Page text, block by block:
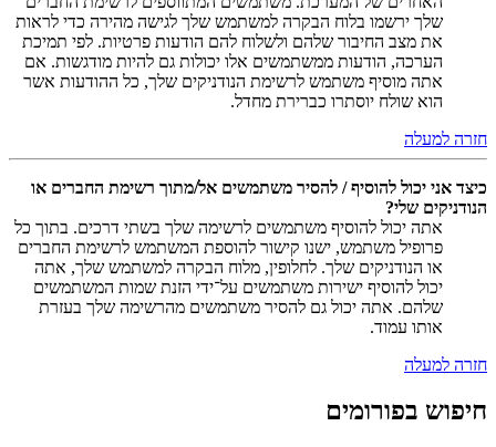
שלך ירשמו בלוח הבקרה למשתמש שלך לגישה מהירה כדי לראות
את מצב החיבור שלהם ולשלוח להם הודעות פרטיות. לפי תמיכת
הערכה, הודעות ממשתמשים אלו יכולות גם להיות מודגשות. אם
אתה מוסיף משתמש לרשימת הנודניקים שלך, כל ההודעות אשר
הוא שולח יוסתרו כברירת מחדל.
חזרה למעלה
כיצד אני יכול להוסיף / להסיר משתמשים אל/מתוך רשימת החברים או
הנודניקים שלי?
אתה יכול להוסיף משתמשים לרשימה שלך בשתי דרכים. בתוך כל
פרופיל משתמש, ישנו קישור להוספת המשתמש לרשימת החברים
או הנודניקים שלך. לחלופין, מלוח הבקרה למשתמש שלך, אתה
יכול להוסיף ישירות משתמשים על־ידי הזנת שמות המשתמשים
שלהם. אתה יכול גם להסיר משתמשים מהרשימה שלך בעזרת
אותו עמוד.
חזרה למעלה
חיפוש בפורומים